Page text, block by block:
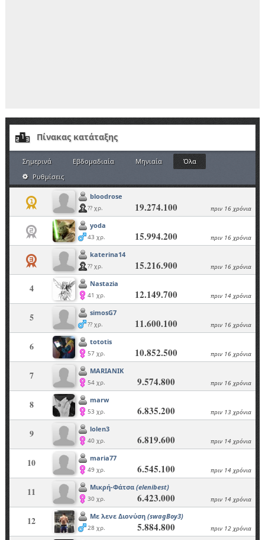
Πίνακας κατάταξης
Σημερινά Εβδομαδιαία Μηνιαία
Όλα
Ρυθμίσεις
bloodrose
?? χρ. πριν 16 χρόνια
19.274.100
yoda
43 χρ. πριν 16 χρόνια
15.994.200
katerina14
?? χρ. πριν 16 χρόνια
15.216.900
4 Nastazia
41 χρ. πριν 14 χρόνια
12.149.700
5 simosG7
?? χρ. πριν 16 χρόνια
11.600.100
6 tototis
57 χρ. πριν 16 χρόνια
10.852.500
7 MARIANIK
54 χρ. πριν 16 χρόνια
9.574.800
8 marw
53 χρ. πριν 13 χρόνια
6.835.200
9 lolen3
40 χρ. πριν 14 χρόνια
6.819.600
10 maria77
49 χρ. πριν 14 χρόνια
6.545.100
11 Μικρή-Φάτσα (elenibest)
30 χρ. πριν 14 χρόνια
6.423.000
12 Με λενε Διονύση (swagBoy3)
28 χρ. πριν 12 χρόνια
5.884.800